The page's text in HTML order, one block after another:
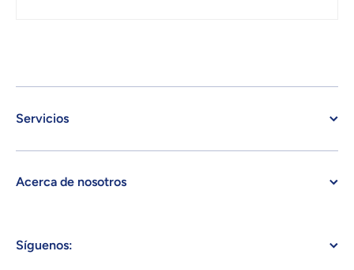
Servicios
Acerca de nosotros
Síguenos: